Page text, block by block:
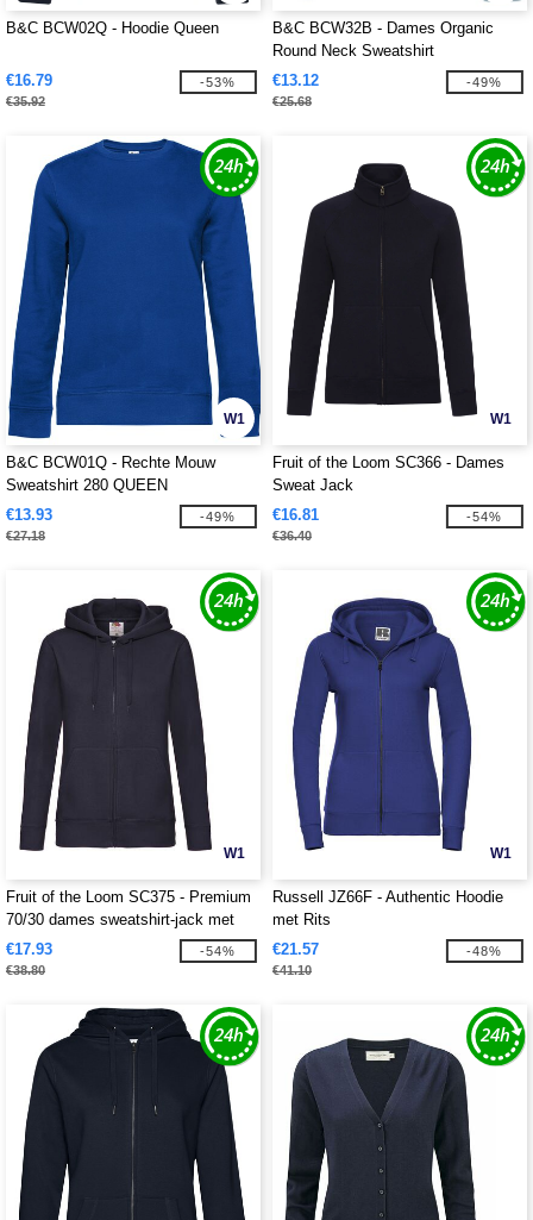
B&C BCW02Q - Hoodie Queen
€16.79
€35.92
-53%
B&C BCW32B - Dames Organic
Round Neck Sweatshirt
€13.12
€25.68
-49%
W1
B&C BCW01Q - Rechte Mouw
Sweatshirt 280 QUEEN
€13.93
€27.18
-49%
W1
Fruit of the Loom SC366 - Dames
Sweat Jack
€16.81
€36.40
-54%
W1
Fruit of the Loom SC375 - Premium
70/30 dames sweatshirt-jack met
capuchon
€17.93
€38.80
-54%
W1
Russell JZ66F - Authentic Hoodie
met Rits
€21.57
€41.10
-48%